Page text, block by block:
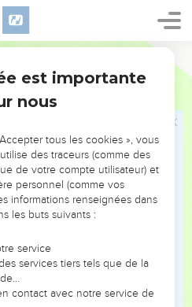
fautes et fais-nous bon
lieu de taureaux, l'hommage de
pas. Nous ne monterons pas sur
plus à l'œuvre de nos mains :
de toi que l'orphelin trouve
pour eux un amour
d'eux.
Israël, il fleurira comme le lis,
les cèdres du Liban.
son ombre, ils redonneront la
la vigne ; ils auront la
est importante
nous
tous les cookies », vous
des traceurs (comme des
de votre compte utilisateur) et
personnel (comme vos
informations renseignées dans
les buts suivants :
service
services tiers tels que de la
contact avec notre service de